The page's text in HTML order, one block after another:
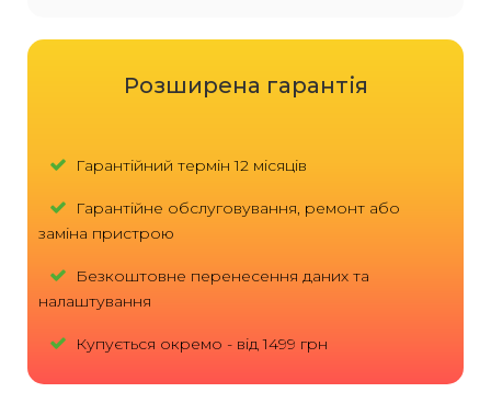
Розширена гарантія
Гарантійний термін 12 місяців
Гарантійне обслуговування, ремонт або
заміна пристрою
Безкоштовне перенесення даних та
налаштування
Купується окремо - від 1499 грн